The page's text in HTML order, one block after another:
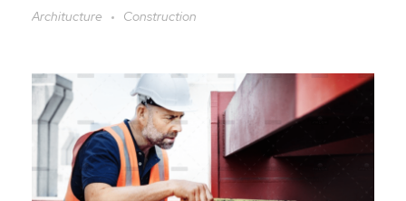
Architucture
Construction